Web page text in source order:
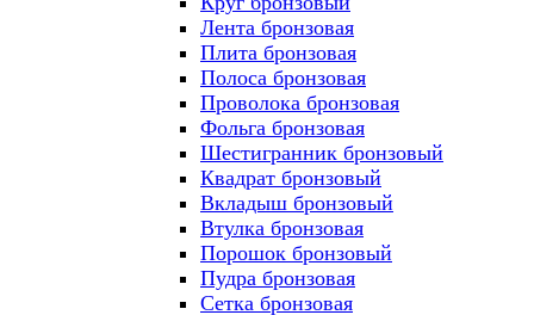
Лента бронзовая
Плита бронзовая
Полоса бронзовая
Проволока бронзовая
Фольга бронзовая
Шестигранник бронзовый
Квадрат бронзовый
Вкладыш бронзовый
Втулка бронзовая
Порошок бронзовый
Пудра бронзовая
Сетка бронзовая